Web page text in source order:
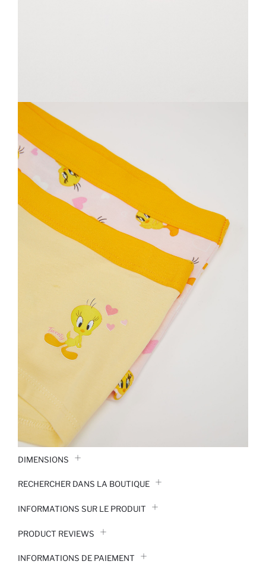
DIMENSIONS
RECHERCHER DANS LA BOUTIQUE
INFORMATIONS SUR LE PRODUIT
PRODUCT REVIEWS
INFORMATIONS DE PAIEMENT